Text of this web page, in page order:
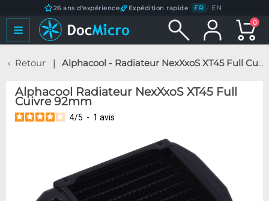
26 ans d'expérience Expédition rapide FR / EN
0
Retour Alphacool - Radiateur NexXxoS XT45 Full Cuivre 92mm
Alphacool Radiateur NexXxoS XT45 Full
Cuivre 92mm
4/5 - 1 avis